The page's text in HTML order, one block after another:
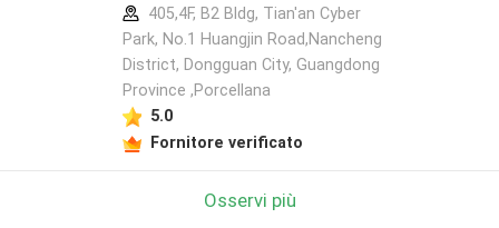
405,4F, B2 Bldg, Tian'an Cyber
Park, No.1 Huangjin Road,Nancheng
District, Dongguan City, Guangdong
Province ,Porcellana
5.0
Fornitore verificato
Osservi più